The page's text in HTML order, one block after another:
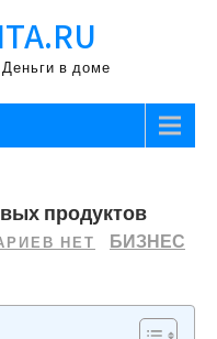
в доме
продуктов
НЕТ
БИЗНЕС